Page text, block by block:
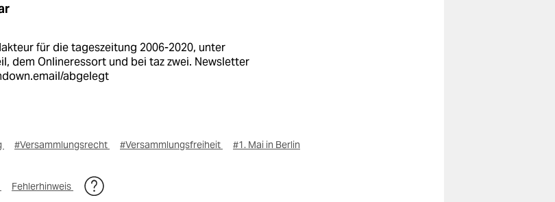
für die tageszeitung 2006-2020, unter
dem Onlineressort und bei taz zwei. Newsletter
abgelegt
#Versammlungsrecht #Versammlungsfreiheit #1. Mai in Berlin
Fehlerhinweis